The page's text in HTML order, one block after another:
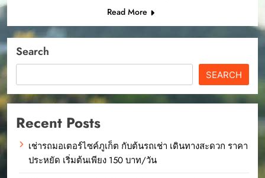
Read More
Search
SEARCH
Recent Posts
เช่ารถมอเตอร์ไซค์ภูเก็ต กับต้นรถเช่า เดินทางสะดวก ราคา
ประหยัด เริ่มต้นเพียง 150 บาท/วัน